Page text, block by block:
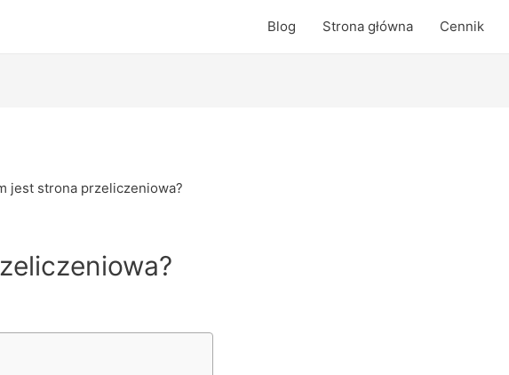
Blog Strona główna Cennik
jest strona przeliczeniowa?